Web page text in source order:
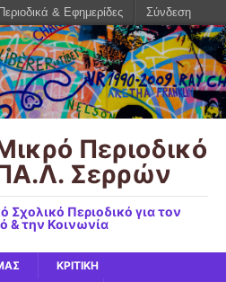
Περιοδικό
Σερρών
Σχολικό Περιοδικό για τον
& την Κοινωνία
ΚΡΙΤΙΚΉ
& Εφημερίδες Σύνδεση